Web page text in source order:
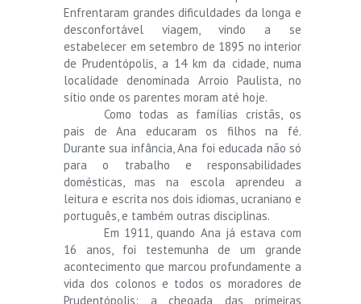
Enfrentaram grandes dificuldades da longa e
desconfortável viagem, vindo a se
estabelecer em setembro de 1895 no interior
de Prudentópolis, a 14 km da cidade, numa
localidade denominada Arroio Paulista, no
sítio onde os parentes moram até hoje.
Como todas as famílias cristãs, os
pais de Ana educaram os filhos na fé.
Durante sua infância, Ana foi educada não só
para o trabalho e responsabilidades
domésticas, mas na escola aprendeu a
leitura e escrita nos dois idiomas, ucraniano e
português, e também outras disciplinas.
Em 1911, quando Ana já estava com
16 anos, foi testemunha de um grande
acontecimento que marcou profundamente a
vida dos colonos e todos os moradores de
Prudentópolis: a chegada das primeiras